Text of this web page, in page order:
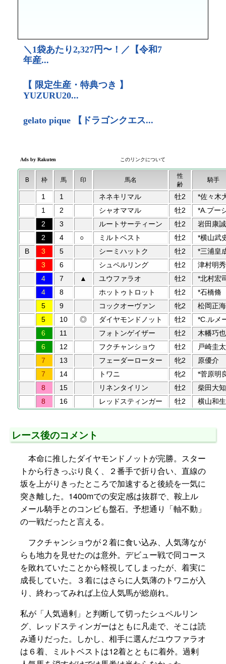
B 枠 馬 印 馬名
性
齢
騎手
1 1 ネネキリマル 牡2
*佐々木
1
2 シャオママル 牡2
*A.プー
2
3 ルートサーティーン 牡2
岩田康誠
2
4 ○ ミルトベスト 牡2
*横山武
B
3 5 シーミハットク 牡2
*三浦皇
3
6 シュペルリング 牡2
津村明秀
4
7 ▲ ユウファラオ 牡2
*北村宏
4
8 ホットゥトロット 牡2
*石橋脩
5
9 コックオーヴァン 牝2
松岡正海
5
10 ◎ ダイヤモンドノット 牡2
*C.ルメ
6
11 フォトンゲイザー 牡2
木幡巧也
6
12 フクチャンショウ 牡2
戸崎圭太
7
13 フェーダーローター 牝2
原優介
7
14 トワニ 牝2
*菅原明
8
15 リネンタイリン 牡2
柴田大知
8
16 レッドスティンガー 牡2 横山和生
レース後のコメント
本命に推したダイヤモンドノットが完勝。スター
トから行きっぷり良く、２番手で折り合い、直線の
坂を上がりきったところで加速すると後続を一気に
突き離した。1400mでの安定感は抜群で、鞍上ル
メール騎手とのコンビも盤石。予想通り「軸不動」
の一戦だったと言える。
フクチャンショウが２着に食い込み、人気薄なが
らも地力を見せたのは意外。デビュー戦で同コース
を敗れていたことから軽視してしまったが、着実に
成長していた。３着にはさらに人気薄のトワニが入
り、終わってみれば上位人気馬が総崩れ。
私が「人気過剰」と判断して切ったシュペルリン
グ、レッドスティンガーはともに凡走で、そこは読
み通りだった。しかし、相手に選んだユウファラオ
は６着、ミルトベストは12着とともに着外。過剰